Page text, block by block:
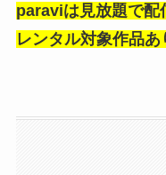
paraviは見放題で配
レンタル対象作品あ